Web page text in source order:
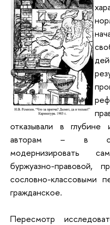
отказывали в
авторам – в
модернизировать
буржуазно-правовой,
сословно-классовыми
гражданское.
Пересмотр